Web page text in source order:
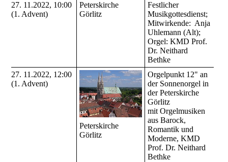
27. 11.2022, 10:00
(1. Advent)
Peterskirche
Görlitz
Festlicher
Musikgottesdienst;
Mitwirkende: Anja
Uhlemann (Alt);
Orgel: KMD Prof.
Dr. Neithard
Bethke
27. 11.2022, 12:00
(1. Advent)
Peterskirche
Görlitz
Orgelpunkt 12" an
der Sonnenorgel in
der Peterskirche
Görlitz
mit Orgelmusiken
aus Barock,
Romantik und
Moderne, KMD
Prof. Dr. Neithard
Bethke